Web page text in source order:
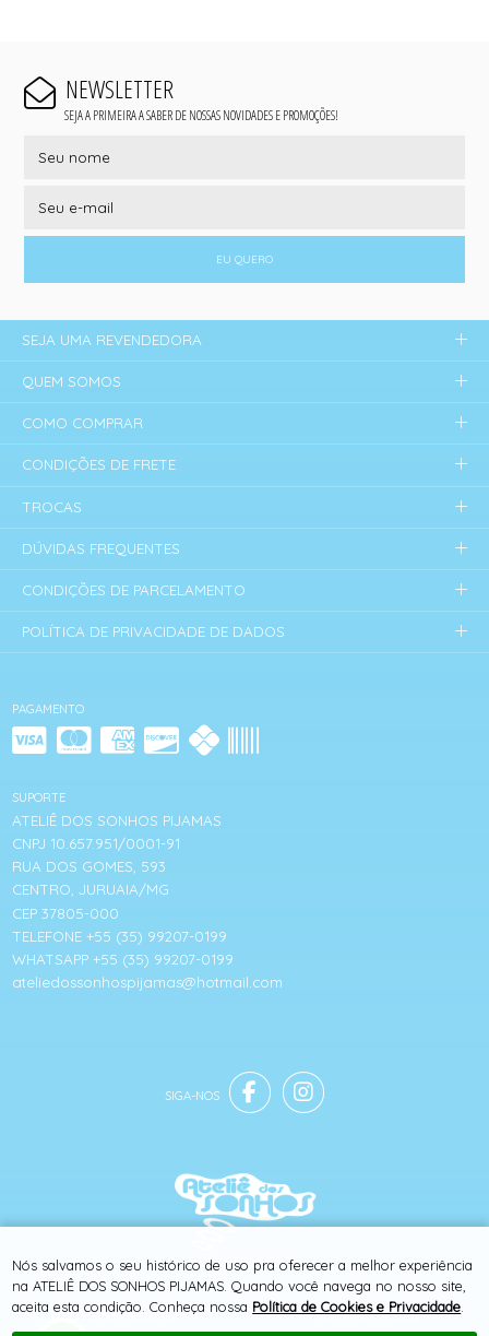
NEWSLETTER
SEJA A PRIMEIRA A SABER DE NOSSAS NOVIDADES E PROMOÇÕES!
EU QUERO
PAGAMENTO
SITE 100% SEGURO PLATAFORMA B2B
SUPORTE
ATELIÊ DOS SONHOS PIJAMAS
CNPJ 10.657.951/0001-91
RUA DOS GOMES, 593
CENTRO, JURUAIA/MG
CEP 37805-000
TELEFONE +55 (35) 99207-0199
WHATSAPP +55 (35) 99207-0199
ateliedossonhospijamas@hotmail.com
SEJA UMA REVENDEDORA
QUEM SOMOS
COMO COMPRAR
CONDIÇÕES DE FRETE
TROCAS
DÚVIDAS FREQUENTES
CONDIÇÕES DE PARCELAMENTO
POLÍTICA DE PRIVACIDADE DE DADOS
® TODOS DIREITOS RESERVADOS
Nós salvamos o seu histórico de uso pra oferecer a melhor experiência
na ATELIÊ DOS SONHOS PIJAMAS. Quando você navega no nosso site,
aceita esta condição. Conheça nossa Política de Cookies e Privacidade